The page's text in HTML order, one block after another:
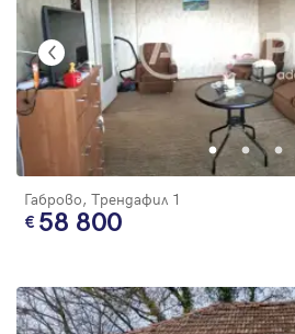
Габрово, Трендафил 1
58 800